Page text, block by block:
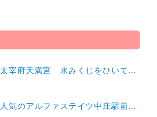
太宰府天満宮 水みくじをひいて...
人気のアルファステイツ中庄駅前...